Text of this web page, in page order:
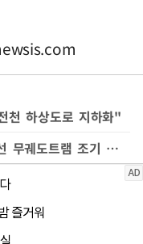
천 하상도로 지하화"
[6·3대전] 이장우 "도시철도 3~6호선 무궤도트램 조기 개통"